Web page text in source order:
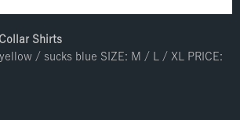
Shirts
/ sucks blue SIZE: M / L / XL PRICE: